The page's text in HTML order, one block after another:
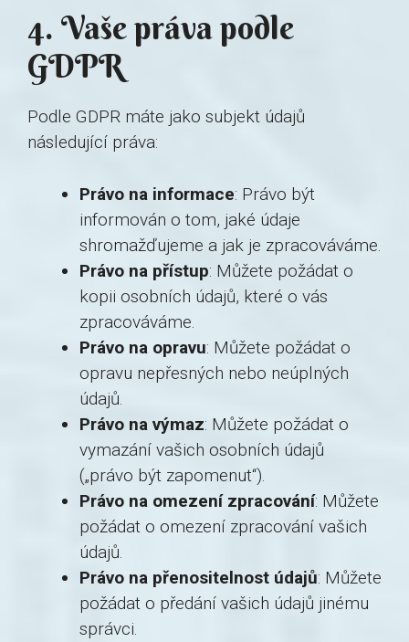
4. Vaše práva podle
GDPR
Podle GDPR máte jako subjekt údajů
následující práva:
Právo na informace: Právo být
informován o tom, jaké údaje
shromažďujeme a jak je zpracováváme.
Právo na přístup: Můžete požádat o
kopii osobních údajů, které o vás
zpracováváme.
Právo na opravu: Můžete požádat o
opravu nepřesných nebo neúplných
údajů.
Právo na výmaz: Můžete požádat o
vymazání vašich osobních údajů
(„právo být zapomenut“).
Právo na omezení zpracování: Můžete
požádat o omezení zpracování vašich
údajů.
Právo na přenositelnost údajů: Můžete
požádat o předání vašich údajů jinému
správci.